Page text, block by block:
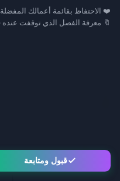
❤️ الاحتفاظ بقائمة أعمالك
🔖 معرفة الفصل الذي توقفت عنده
قبول ومتابعة